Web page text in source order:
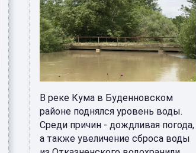
В реке Кума в Буденновском
районе поднялся уровень воды.
Среди причин - дождливая погода,
а также увеличение сброса воды